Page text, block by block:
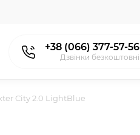
+38 (066) 377-57-56
Дзвінки безкоштовні
City 2.0 LightBlue